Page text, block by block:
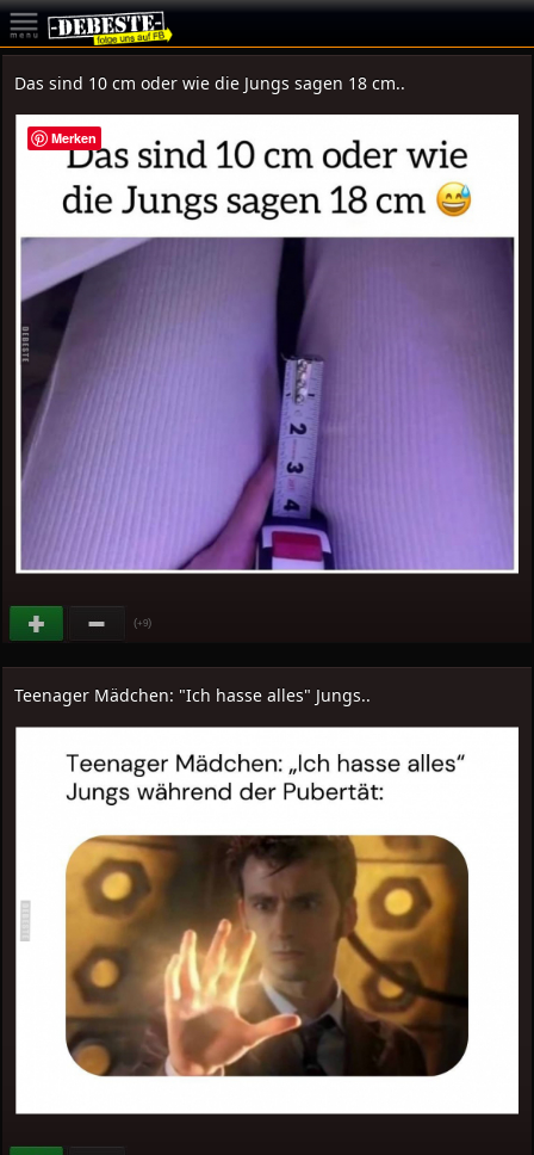
Das sind 10 cm oder wie die Jungs sagen 18 cm..
(+9)
Teenager Mädchen: "Ich hasse alles" Jungs..
Merken